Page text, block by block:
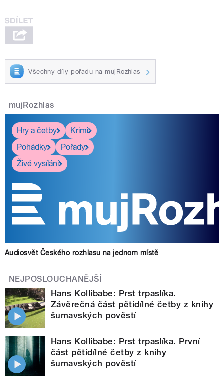
Všechny díly pořadu na mujRozhlas
mujRozhlas
Hry a četby
Krimi
Pohádky
Pořady
Živé vysílání
Audiosvět Českého rozhlasu na jednom místě
NEJPOSLOUCHANĚJŠÍ
Hans Kollibabe: Prst trpaslíka.
Závěrečná část pětidílné četby z knihy
šumavských pověstí
Hans Kollibabe: Prst trpaslíka. První
část pětidílné četby z knihy
šumavských pověstí